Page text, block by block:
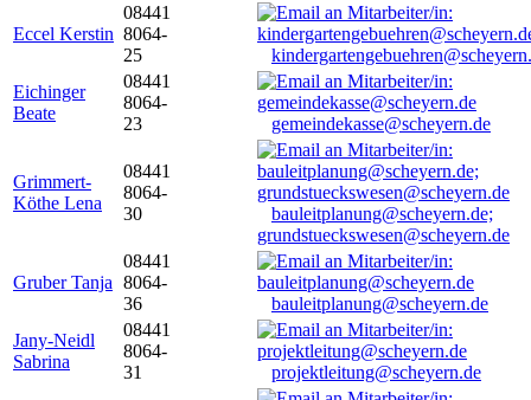
Eccel Kerstin
08441
8064-
25
Eichinger
Beate
08441
8064-
23
gemeindekasse@scheyern.de
Grimmert-
Köthe Lena
08441
8064-
30
bauleitplanung@scheyern.de;
grundstueckswesen@scheyern.de
Gruber Tanja
08441
8064-
36
bauleitplanung@scheyern.de
Jany-Neidl
Sabrina
08441
8064-
31
projektleitung@scheyern.de